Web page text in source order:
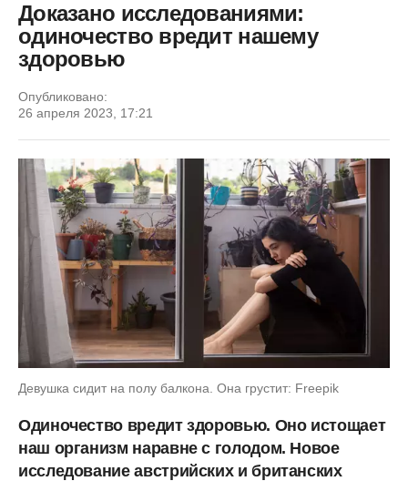
Доказано исследованиями:
одиночество вредит нашему
здоровью
Опубликовано:
26 апреля 2023, 17:21
Девушка сидит на полу балкона. Она грустит: Freepik
Одиночество вредит здоровью. Оно истощает
наш организм наравне с голодом. Новое
исследование австрийских и британских